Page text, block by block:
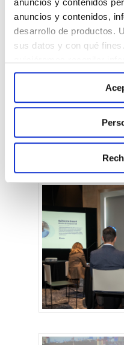
anuncios y contenidos
anuncios y contenidos,
desarrollo de productos.
sus datos y con qué
geográfica e identificar
información sobre cómo
personales y establezca
de Personalizar. Puede
Configuración de
Política de